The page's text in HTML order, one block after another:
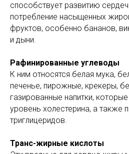
способствует развитию
потребление насыщенных
фруктов, особенно бананов,
и дыни.
Рафинированные углеводы
К ним относятся белая мука,
печенье, пирожные, крекеры,
газированные напитки,
уровень холестерина, а также
триглицеридов.
Транс-жирные кислоты